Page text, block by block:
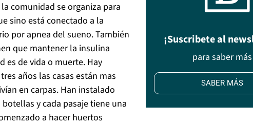
comunidad se organiza para
sino está conectado a la
por apnea del sueno. También
que mantener la insulina
es de vida o muerte. Hay
años las casas están mas
en carpas. Han instalado
y cada pasaje tiene una
a hacer huertos
¡Suscribete al
para saber más
SABER MÁS